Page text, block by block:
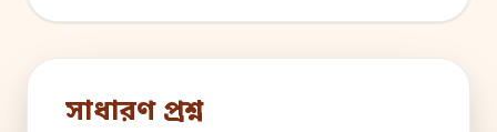
সাধারণ প্রশ্ন